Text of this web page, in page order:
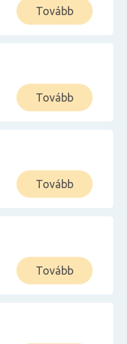
Tovább
Tovább
Tovább
Tovább